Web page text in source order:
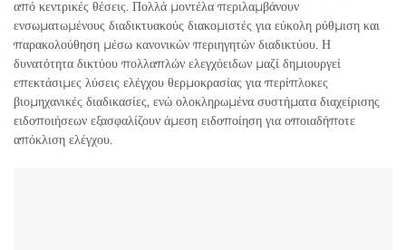
από κεντρικές θέσεις. Πολλά μοντέλα περιλαμβάνουν
ενσωματωμένους διαδικτυακούς διακομιστές για εύκολη ρύθμιση και
παρακολούθηση μέσω κανονικών περιηγητών διαδικτύου. Η
δυνατότητα δικτύου πολλαπλών ελεγχόειδων μαζί δημιουργεί
επεκτάσιμες λύσεις ελέγχου θερμοκρασίας για περίπλοκες
βιομηχανικές διαδικασίες, ενώ ολοκληρωμένα συστήματα διαχείρισης
ειδοποιήσεων εξασφαλίζουν άμεση ειδοποίηση για οποιαδήποτε
απόκλιση ελέγχου.